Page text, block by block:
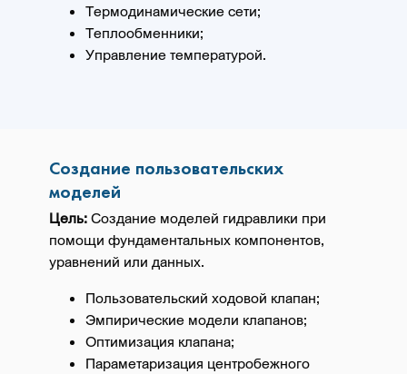
Термодинамические сети;
Теплообменники;
Управление температурой.
Создание пользовательских
моделей
Цель: Создание моделей гидравлики при
помощи фундаментальных компонентов,
уравнений или данных.
Пользовательский ходовой клапан;
Эмпирические модели клапанов;
Оптимизация клапана;
Параметаризация центробежного